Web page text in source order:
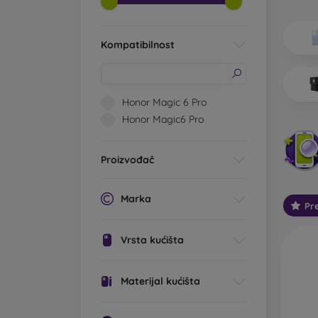
Kompatibilnost
Honor Magic 6 Pro
Honor Magic6 Pro
Proizvođač
Marka
Vrsta kućišta
Materijal kućišta
Koje